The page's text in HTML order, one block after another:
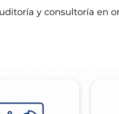
y consultoría en